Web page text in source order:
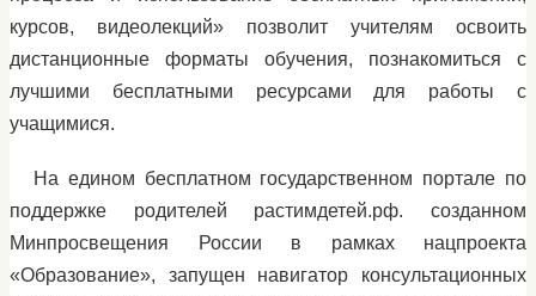
курсов, видеолекций» позволит учителям освоить
дистанционные форматы обучения, познакомиться с
лучшими бесплатными ресурсами для работы с
учащимися.
На едином бесплатном государственном портале по
поддержке родителей растимдетей.рф. созданном
Минпросвещения России в рамках нацпроекта
«Образование», запущен навигатор консультационных